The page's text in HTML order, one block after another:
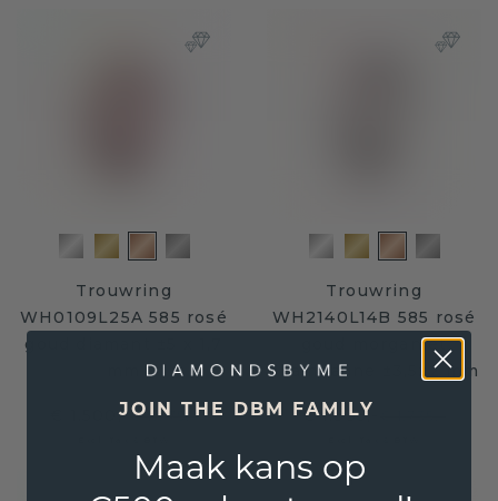
Trouwring
WH0109L25A 585 rosé
goud diamant ±5 x 1,7
€ 1.500,- € 1.875,-
Trouwring
WH2140L14B 585 rosé
goud morganiet
champagne ±3,5x2 mm
€ 1.335,-
JOIN THE DBM FAMILY
Maak kans op